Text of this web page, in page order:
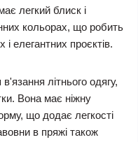
легкий блиск і
кольорах, що робить
і елегантних проєктів.
літнього одягу,
Вона має ніжну
що додає легкості
в пряжі також